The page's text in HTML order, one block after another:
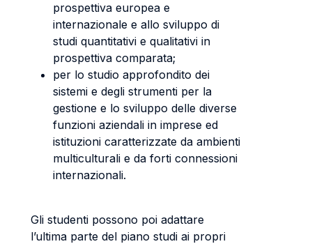
prospettiva europea e
internazionale e allo sviluppo di
studi quantitativi e qualitativi in
prospettiva comparata;
per lo studio approfondito dei
sistemi e degli strumenti per la
gestione e lo sviluppo delle diverse
funzioni aziendali in imprese ed
istituzioni caratterizzate da ambienti
multiculturali e da forti connessioni
internazionali.
Gli studenti possono poi adattare
l’ultima parte del piano studi ai propri